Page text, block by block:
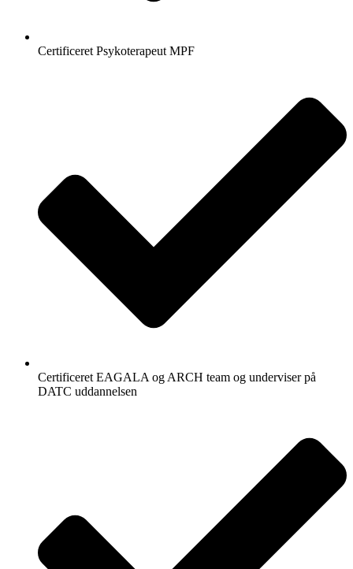
Certificeret Psykoterapeut MPF
Certificeret EAGALA og ARCH team og underviser på
DATC uddannelsen